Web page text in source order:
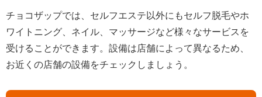
チョコザップでは、セルフエステ以外にもセルフ脱毛やホ
ワイトニング、ネイル、マッサージなど様々なサービスを
受けることができます。設備は店舗によって異なるため、
お近くの店舗の設備をチェックしましょう。